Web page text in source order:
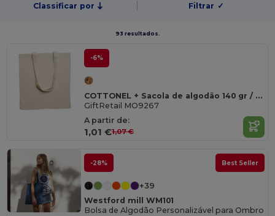
Classificar por Filtrar ✓
93 resultados.
-6%
COTTONEL + Sacola de algodão 140 gr / m²
GiftRetail MO9267
A partir de:
1,01 €1,07 €
-28% Best Seller
+39
Westford mill WM101
Bolsa de Algodão Personalizável para Ombro